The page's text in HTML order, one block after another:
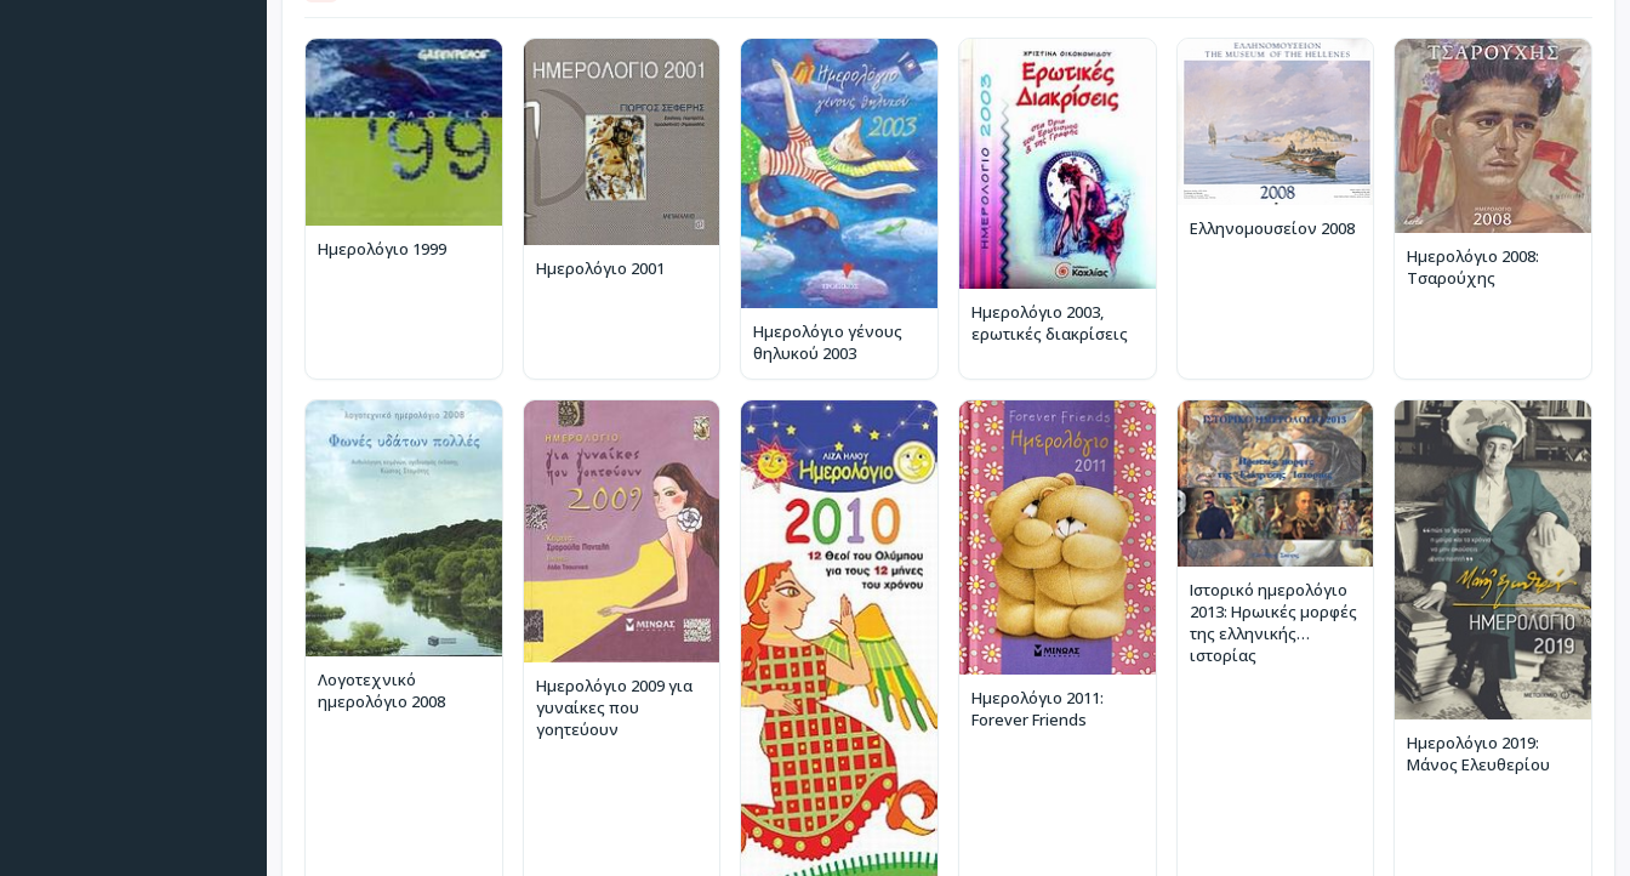
Ημερολόγιο 1999
Ημερολόγιο 2001
Ημερολόγιο γένους
θηλυκού 2003
Ημερολόγιο 2003,
ερωτικές διακρίσεις
Ελληνομουσείον 2008
Ημερολόγιο 2008:
Τσαρούχης
Λογοτεχνικό
ημερολόγιο 2008
Ημερολόγιο 2009 για
γυναίκες που
γοητεύουν
Ημερολόγιο 2011:
Forever Friends
Ιστορικό ημερολόγιο
2013: Ηρωικές μορφές
της ελληνικής
ιστορίας
Ημερολόγιο 2019:
Μάνος Ελευθερίου